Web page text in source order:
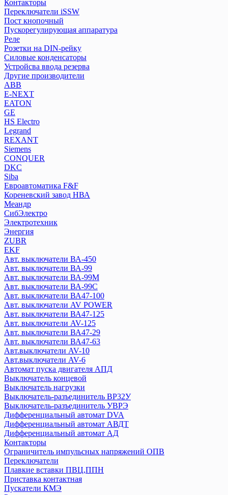
Пост кнопочный
Пускорегулирующая аппаратура
Реле
Розетки на DIN-рейку
Силовые конденсаторы
Устройсва ввода резерва
Другие производители
ABB
E-NEXT
EATON
GE
HS Electro
Legrand
REXANT
Siemens
CONQUER
DKC
Siba
Евроавтоматика F&F
Кореневский завод НВА
Меандр
СибЭлектро
Электротехник
Энергия
ZUBR
EKF
Авт. выключатели ВА-450
Авт. выключатели ВА-99
Авт. выключатели ВА-99М
Авт. выключатели ВА-99С
Авт. выключатели AV POWER
Авт. выключатели ВА47-100
Авт. выключатели AV-125
Авт. выключатели ВА47-125
Авт. выключатели ВА47-29
Авт. выключатели ВА47-63
Авт.выключатели AV-10
Авт.выключатели AV-6
Автомат пуска двигателя АПД
Выключатель концевой
Выключатель нагрузки
Выключатель-разъединитель ВР32У
Выключатель-разъединитель УВРЭ
Контакторы
Переключатели iSSW
Пост кнопочный
Пускорегулирующая аппаратура
Реле
Розетки на DIN-рейку
Силовые конденсаторы
Устройсва ввода резерва
Другие производители
ABB
E-NEXT
EATON
GE
HS Electro
Legrand
REXANT
Siemens
CONQUER
DKC
Siba
Евроавтоматика F&F
Кореневский завод НВА
Меандр
СибЭлектро
Электротехник
Энергия
ZUBR
EKF
Авт. выключатели ВА-450
Авт. выключатели ВА-99
Авт. выключатели ВА-99М
Авт. выключатели ВА-99С
Авт. выключатели ВА47-100
Авт. выключатели AV POWER
Авт. выключатели ВА47-125
Авт. выключатели AV-125
Авт. выключатели ВА47-29
Авт. выключатели ВА47-63
Авт.выключатели AV-10
Авт.выключатели AV-6
Автомат пуска двигателя АПД
Выключатель концевой
Выключатель нагрузки
Выключатель-разъединитель ВР32У
Выключатель-разъединитель УВРЭ
Дифференциальный автомат DVA
Дифференциальный автомат АВДТ
Дифференциальный автомат АД
Контакторы
Ограничитель импульсных напряжений ОПВ
Переключатели
Плавкие вставки ПВЦ,ППН
Приставка контактная
Пускатели КМЭ